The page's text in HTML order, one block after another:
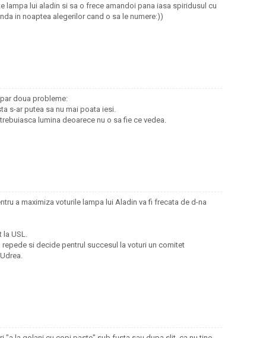
lampa lui aladin si sa o frece amandoi pana iasa spiridusul cu
in noaptea alegerilor cand o sa le numere:))
doua probleme:
s-ar putea sa nu mai poata iesi.
lumina deoarece nu o sa fie ce vedea.
a maximiza voturile lampa lui Aladin va fi frecata de d-na
la USL.
si decide pentrul succesul la voturi un comitet